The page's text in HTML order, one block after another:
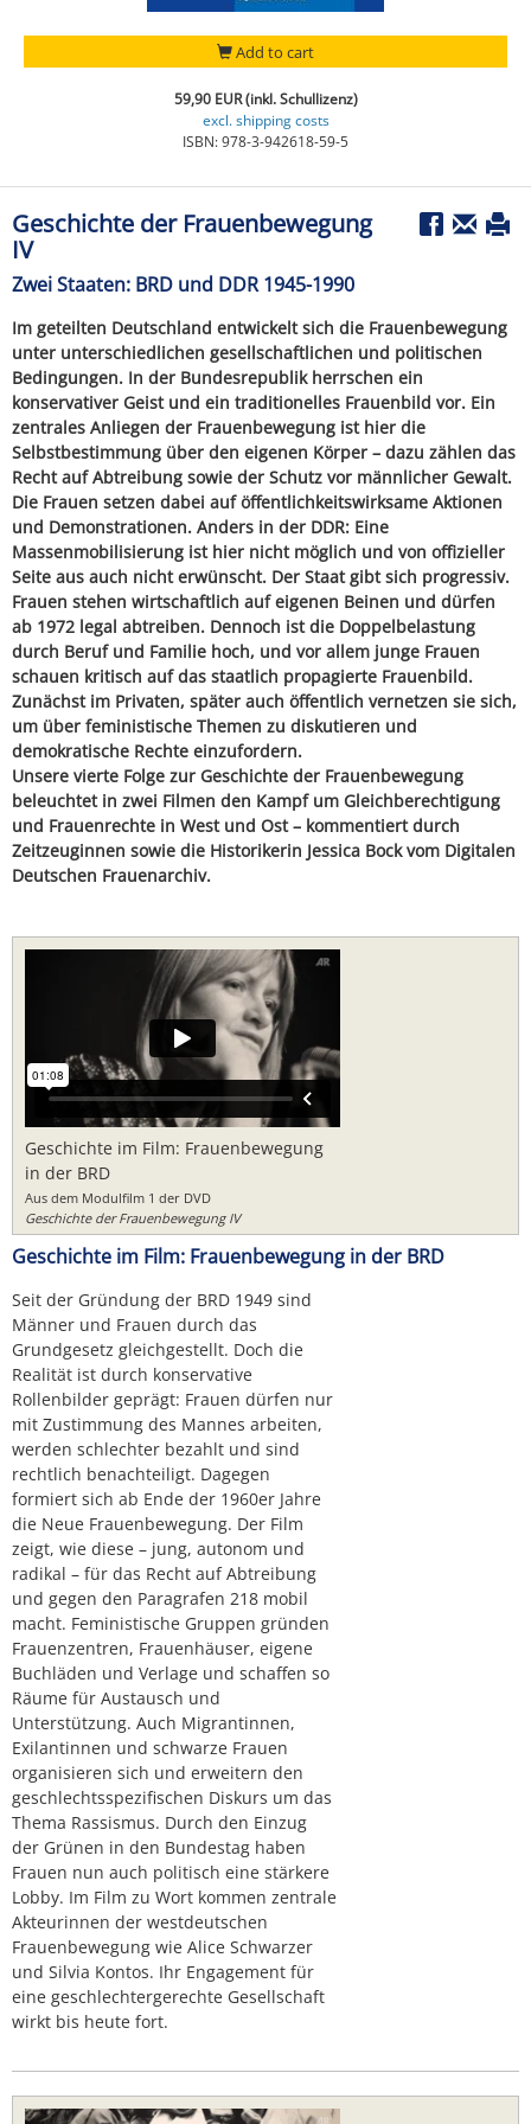
Add to cart
59,90 EUR (inkl. Schullizenz)
excl. shipping costs
ISBN: 978-3-942618-59-5
Geschichte der Frauenbewegung
IV
Zwei Staaten: BRD und DDR 1945-1990
Im geteilten Deutschland entwickelt sich die Frauenbewegung
unter unterschiedlichen gesellschaftlichen und politischen
Bedingungen. In der Bundesrepublik herrschen ein
konservativer Geist und ein traditionelles Frauenbild vor. Ein
zentrales Anliegen der Frauenbewegung ist hier die
Selbstbestimmung über den eigenen Körper – dazu zählen das
Recht auf Abtreibung sowie der Schutz vor männlicher Gewalt.
Die Frauen setzen dabei auf öffentlichkeitswirksame Aktionen
und Demonstrationen. Anders in der DDR: Eine
Massenmobilisierung ist hier nicht möglich und von offizieller
Seite aus auch nicht erwünscht. Der Staat gibt sich progressiv.
Frauen stehen wirtschaftlich auf eigenen Beinen und dürfen
ab 1972 legal abtreiben. Dennoch ist die Doppelbelastung
durch Beruf und Familie hoch, und vor allem junge Frauen
schauen kritisch auf das staatlich propagierte Frauenbild.
Zunächst im Privaten, später auch öffentlich vernetzen sie sich,
um über feministische Themen zu diskutieren und
demokratische Rechte einzufordern.
Unsere vierte Folge zur Geschichte der Frauenbewegung
beleuchtet in zwei Filmen den Kampf um Gleichberechtigung
und Frauenrechte in West und Ost – kommentiert durch
Zeitzeuginnen sowie die Historikerin Jessica Bock vom Digitalen
Deutschen Frauenarchiv.
Geschichte im Film: Frauenbewegung
in der BRD
Aus dem Modulfilm 1 der DVD
Geschichte der Frauenbewegung IV
Geschichte im Film: Frauenbewegung in der BRD
Seit der Gründung der BRD 1949 sind
Männer und Frauen durch das
Grundgesetz gleichgestellt. Doch die
Realität ist durch konservative
Rollenbilder geprägt: Frauen dürfen nur
mit Zustimmung des Mannes arbeiten,
werden schlechter bezahlt und sind
rechtlich benachteiligt. Dagegen
formiert sich ab Ende der 1960er Jahre
die Neue Frauenbewegung. Der Film
zeigt, wie diese – jung, autonom und
radikal – für das Recht auf Abtreibung
und gegen den Paragrafen 218 mobil
macht. Feministische Gruppen gründen
Frauenzentren, Frauenhäuser, eigene
Buchläden und Verlage und schaffen so
Räume für Austausch und
Unterstützung. Auch Migrantinnen,
Exilantinnen und schwarze Frauen
organisieren sich und erweitern den
geschlechtsspezifischen Diskurs um das
Thema Rassismus. Durch den Einzug
der Grünen in den Bundestag haben
Frauen nun auch politisch eine stärkere
Lobby. Im Film zu Wort kommen zentrale
Akteurinnen der westdeutschen
Frauenbewegung wie Alice Schwarzer
und Silvia Kontos. Ihr Engagement für
eine geschlechtergerechte Gesellschaft
wirkt bis heute fort.